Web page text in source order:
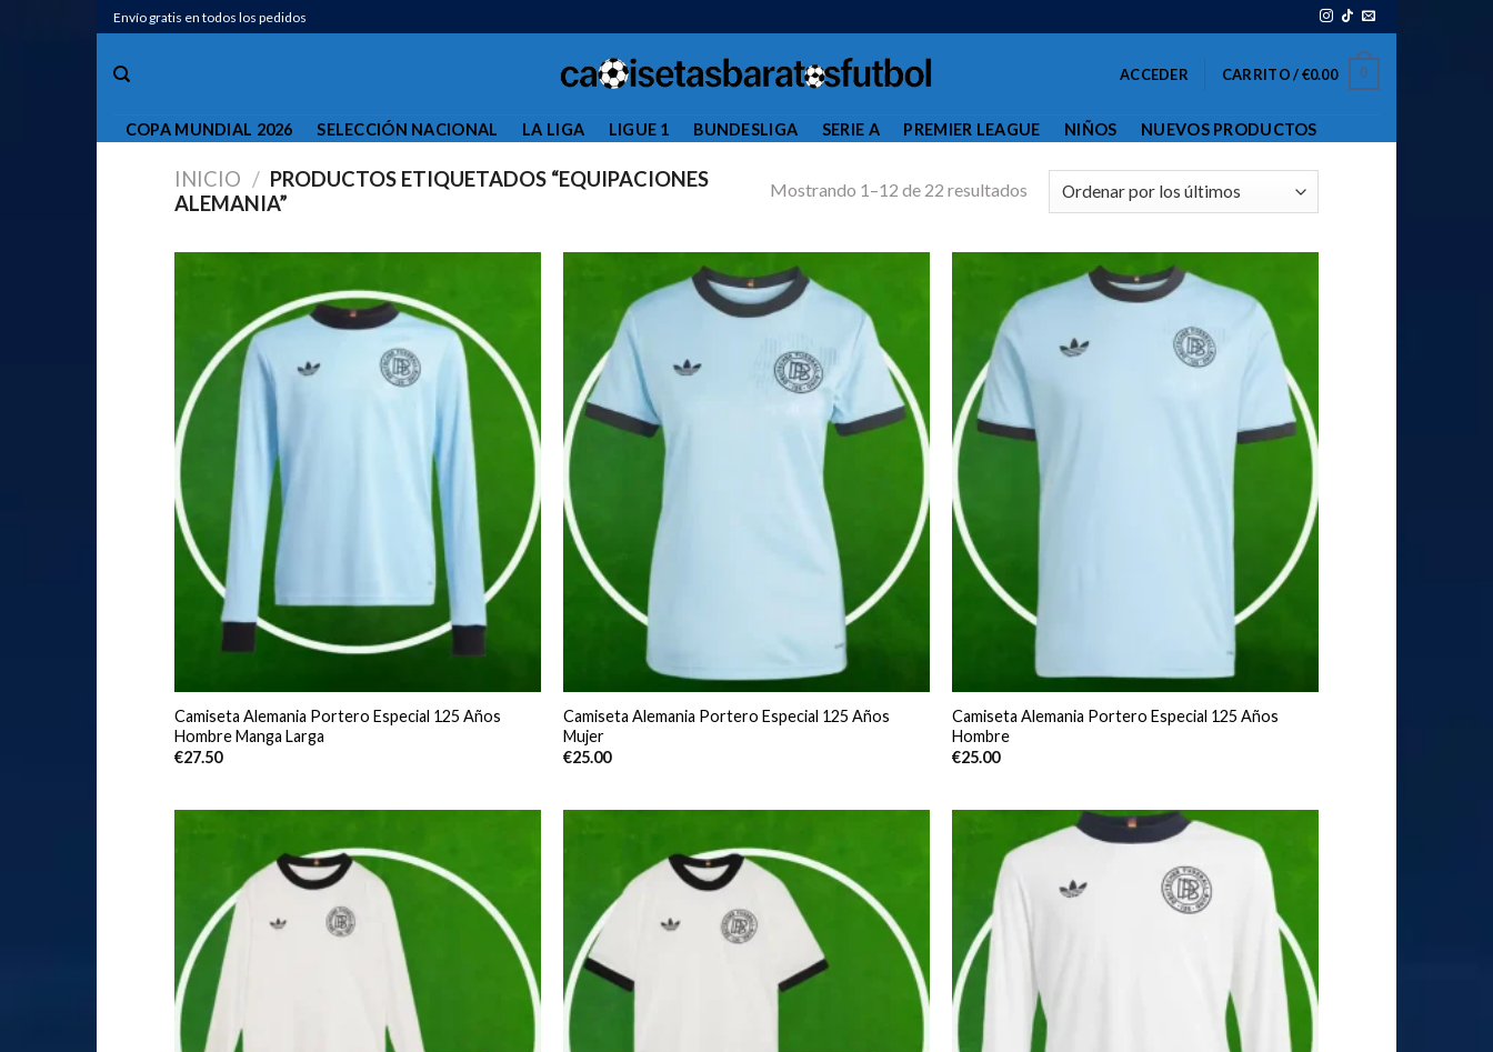
Saltar
al
contenido
Envío gratis en todos los pedidos
ACCEDER CARRITO /€0.00 0
COPA MUNDIAL 2026 SELECCIÓN NACIONAL LA LIGA LIGUE 1 BUNDESLIGA SERIE A PREMIER LEAGUE NIÑOS NUEVOS PRODUCTOS
INICIO / PRODUCTOS ETIQUETADOS “EQUIPACIONES
ALEMANIA”
Mostrando 1–12 de 22 resultados
Camiseta Alemania Portero Especial 125 Años
Hombre Manga Larga
€27.50
Camiseta Alemania Portero Especial 125 Años
Mujer
€25.00
Camiseta Alemania Portero Especial 125 Años
Hombre
€25.00